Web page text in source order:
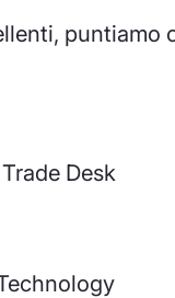
puntiamo
Desk